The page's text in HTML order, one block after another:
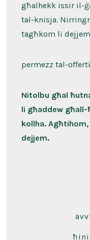
għalhekk issir il-
tal-knisja.
tagħkom li
permezz tal-
Nitolbu għal
li għaddew għall-
kollha.
dejjem.